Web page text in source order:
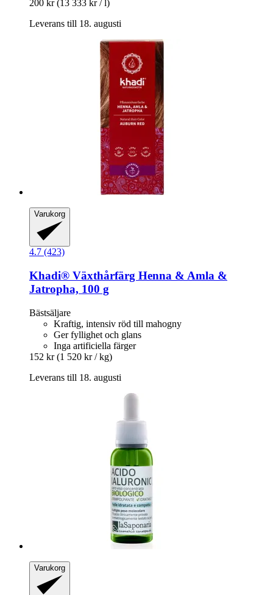
200 kr (13 333 kr / l)
Leverans till 18. augusti
Varukorg
4.7 (423)
Khadi® Växthårfärg Henna & Amla &
Jatropha, 100 g
Bästsäljare
Kraftig, intensiv röd till mahogny
Ger fyllighet och glans
Inga artificiella färger
152 kr (1 520 kr / kg)
Leverans till 18. augusti
Varukorg